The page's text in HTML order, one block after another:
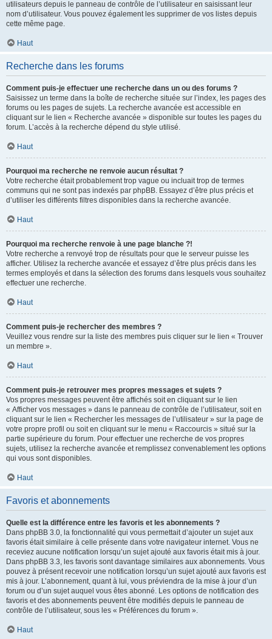
utilisateurs depuis le panneau de contrôle de l’utilisateur en saisissant leur
nom d’utilisateur. Vous pouvez également les supprimer de vos listes depuis
cette même page.
Haut
Recherche dans les forums
Comment puis-je effectuer une recherche dans un ou des forums ?
Saisissez un terme dans la boîte de recherche située sur l’index, les pages des
forums ou les pages de sujets. La recherche avancée est accessible en
cliquant sur le lien « Recherche avancée » disponible sur toutes les pages du
forum. L’accès à la recherche dépend du style utilisé.
Haut
Pourquoi ma recherche ne renvoie aucun résultat ?
Votre recherche était probablement trop vague ou incluait trop de termes
communs qui ne sont pas indexés par phpBB. Essayez d’être plus précis et
d’utiliser les différents filtres disponibles dans la recherche avancée.
Haut
Pourquoi ma recherche renvoie à une page blanche ?!
Votre recherche a renvoyé trop de résultats pour que le serveur puisse les
afficher. Utilisez la recherche avancée et essayez d’être plus précis dans les
termes employés et dans la sélection des forums dans lesquels vous souhaitez
effectuer une recherche.
Haut
Comment puis-je rechercher des membres ?
Veuillez vous rendre sur la liste des membres puis cliquer sur le lien « Trouver
un membre ».
Haut
Comment puis-je retrouver mes propres messages et sujets ?
Vos propres messages peuvent être affichés soit en cliquant sur le lien
« Afficher vos messages » dans le panneau de contrôle de l’utilisateur, soit en
cliquant sur le lien « Rechercher les messages de l’utilisateur » sur la page de
votre propre profil ou soit en cliquant sur le menu « Raccourcis » situé sur la
partie supérieure du forum. Pour effectuer une recherche de vos propres
sujets, utilisez la recherche avancée et remplissez convenablement les options
qui vous sont disponibles.
Haut
Favoris et abonnements
Quelle est la différence entre les favoris et les abonnements ?
Dans phpBB 3.0, la fonctionnalité qui vous permettait d’ajouter un sujet aux
favoris était similaire à celle présente dans votre navigateur internet. Vous ne
receviez aucune notification lorsqu’un sujet ajouté aux favoris était mis à jour.
Dans phpBB 3.3, les favoris sont davantage similaires aux abonnements. Vous
pouvez à présent recevoir une notification lorsqu’un sujet ajouté aux favoris est
mis à jour. L’abonnement, quant à lui, vous préviendra de la mise à jour d’un
forum ou d’un sujet auquel vous êtes abonné. Les options de notification des
favoris et des abonnements peuvent être modifiés depuis le panneau de
contrôle de l’utilisateur, sous les « Préférences du forum ».
Haut